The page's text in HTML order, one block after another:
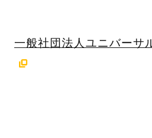
一般社団法人ユニバーサ